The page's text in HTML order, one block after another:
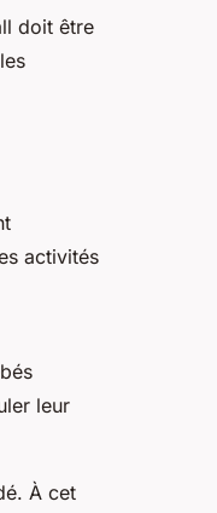
doit être
activités
leur
À cet